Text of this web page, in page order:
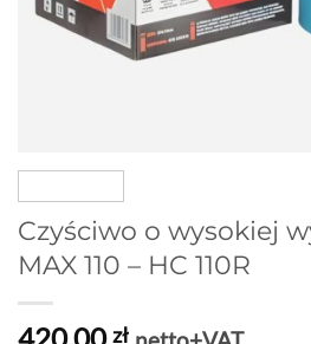
Czyściwo o wysokiej
MAX 110 – HC 110R
zł